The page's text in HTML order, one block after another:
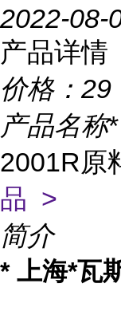
2022-08-
产品详情
价格： 29
产品名称
2001R原
品 >
简介
* 上海*瓦